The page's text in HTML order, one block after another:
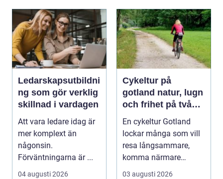
Ledarskapsutbildni
ng som gör verklig
skillnad i vardagen
Att vara ledare idag är
mer komplext än
någonsin.
Förväntningarna är ...
04 augusti 2026
Cykeltur på
gotland natur, lugn
och frihet på två
hjul
En cykeltur Gotland
lockar många som vill
resa långsammare,
komma närmare
naturen och känna
03 augusti 2026